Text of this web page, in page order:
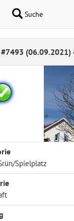
Suche
(06.09.2021)
Spielplatz